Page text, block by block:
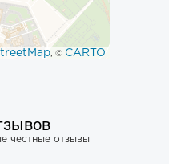
, © CARTO
честные отзывы